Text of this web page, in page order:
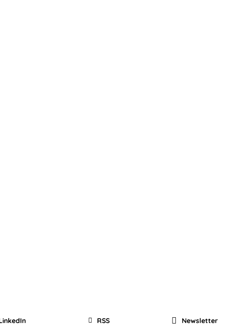
RSS Newsletter